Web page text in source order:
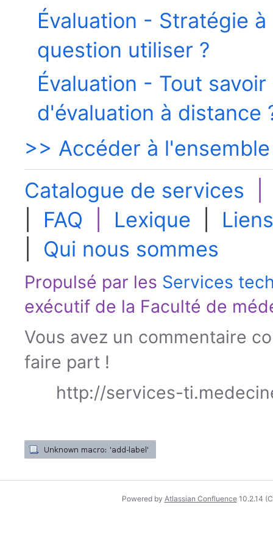
Évaluation - Stratégie
question utiliser ?
Évaluation - Tout
d'évaluation à distance
>> Accéder à l'ensemble
Catalogue de services
FAQ Lexique
Qui nous sommes
Propulsé par les Services
exécutif de la Faculté de
Vous avez un commentaire
faire part !
http://services-
Powered by Atlassian Confluence 10.2.14